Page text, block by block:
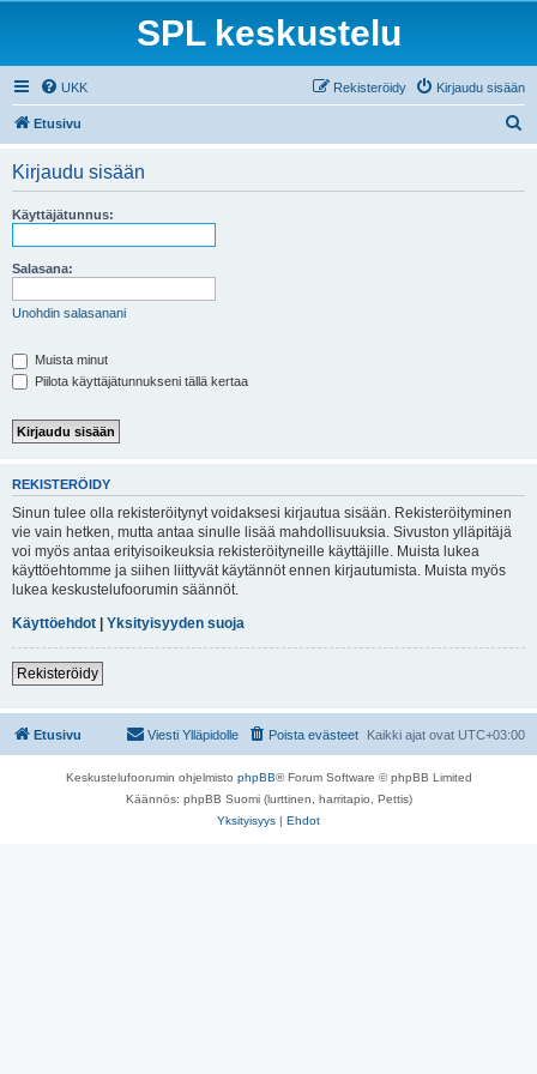
SPL keskustelu
UKK Kirjaudu sisään
Rekisteröidy
Etusivu
Kirjaudu sisään
Käyttäjätunnus:
Salasana:
Unohdin salasanani
Muista minut
Piilota käyttäjätunnukseni tällä kertaa
REKISTERÖIDY
Sinun tulee olla rekisteröitynyt voidaksesi kirjautua sisään. Rekisteröityminen
vie vain hetken, mutta antaa sinulle lisää mahdollisuuksia. Sivuston ylläpitäjä
voi myös antaa erityisoikeuksia rekisteröityneille käyttäjille. Muista lukea
käyttöehtomme ja siihen liittyvät käytännöt ennen kirjautumista. Muista myös
lukea keskustelufoorumin säännöt.
Käyttöehdot | Yksityisyyden suoja
Rekisteröidy
Etusivu Kaikki ajat ovat UTC+03:00
Poista evästeet
Viesti Ylläpidolle
Keskustelufoorumin ohjelmisto phpBB® Forum Software © phpBB Limited
Käännös: phpBB Suomi (lurttinen, harritapio, Pettis)
Yksityisyys | Ehdot